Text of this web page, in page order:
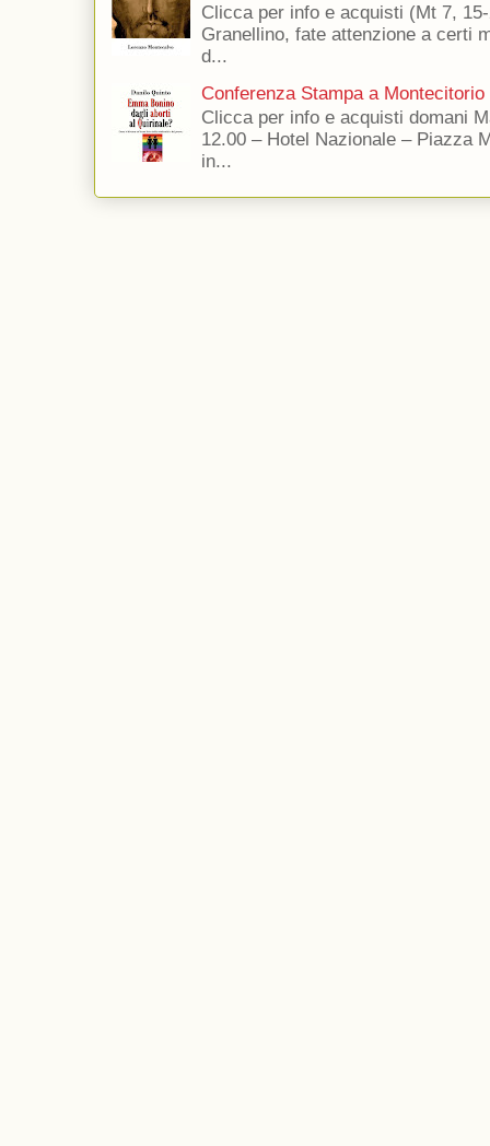
Clicca per info e acquisti (Mt 7,
Granellino, fate attenzione a certi
d...
Conferenza Stampa a Montecitorio
Clicca per info e acquisti domani
12.00 – Hotel Nazionale – Piazza
in...